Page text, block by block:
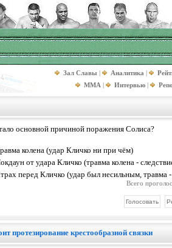
Зал Славы | Аналитика |
MMA | Интервью |
основной причиной поражения Солиса?
колена (удар Кличко ни при чём)
от удара Кличко (травма колена -
перед Кличко (удар был несильным, травма
Всего
протезирование крестообразной связки